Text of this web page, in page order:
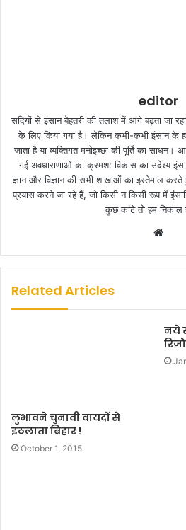
editor
सदियों से इंसान बेहतरी की तलाश में आगे बढ़ता जा रहा
के लिए किया गया है। लेकिन कभी-कभी इंसान के
जाता है या व्यक्तिगत मनोइच्छा की पूर्ति का
गई अवधाराणाओं का क्रमश: विकास का उदेश्य
ज्ञान और विज्ञान की सभी शाखाओं का इस्तेमाल
प्रयास करने जा रहे हैं, जो किसी न किसी रूप में
कुछ कांटे तो हम निकाल
b
e
Related Articles
लुभावने चुनावी वायदों से
इठलाता बिहार !
October 1, 2015
नये